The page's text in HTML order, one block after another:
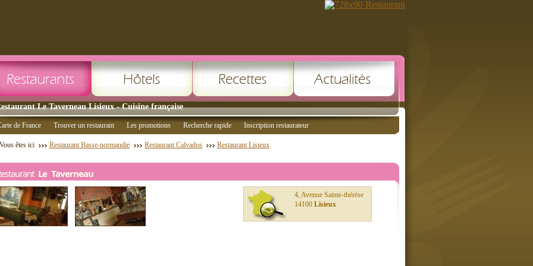
Le Taverneau Lisieux - Cuisine française
de France Trouver un restaurant Les promotions Recherche rapide Inscription restaurateur
Vous êtes ici Restaurant Basse-normandie Restaurant Calvados Restaurant Lisieux
Le Taverneau
4, Avenue Sainte-thérèse
14100 Lisieux